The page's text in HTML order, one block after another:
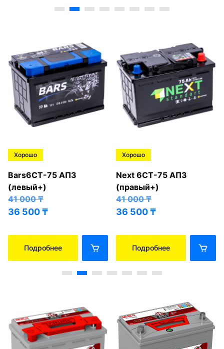
Хорошо
Bars6СТ-75 АПЗ
(левый+)
41 000₸
36 500₸
Подробнее
Хорошо
Next 6СТ-75 АПЗ
(правый+)
41 000₸
36 500₸
Подробнее